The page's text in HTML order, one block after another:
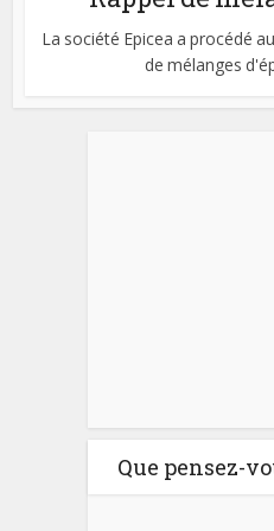
La société Epicea a procédé
de mélanges
Que pensez-